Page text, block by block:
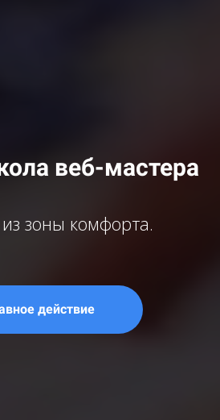
веб-мастера
зоны комфорта.
действие